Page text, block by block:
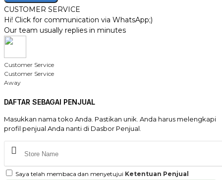
CUSTOMER SERVICE
Hi! Click for communication via WhatsApp;)
Our team usually replies in minutes
Customer Service
Customer Service
Away
DAFTAR SEBAGAI PENJUAL
Masukkan nama toko Anda. Pastikan unik. Anda harus melengkapi
profil penjual Anda nanti di Dasbor Penjual.
Saya telah membaca dan menyetujui Ketentuan Penjual